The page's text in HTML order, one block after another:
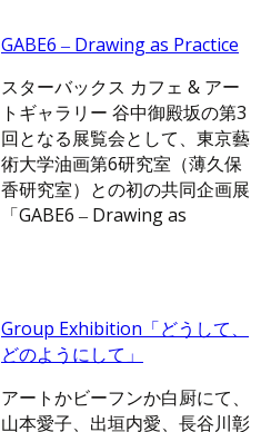
GABE6 ‒ Drawing as Practice
スターバックス カフェ & アー
トギャラリー 谷中御殿坂の第3
回となる展覧会として、東京藝
術大学油画第6研究室（薄久保
香研究室）との初の共同企画展
「GABE6 ‒ Drawing as
Group Exhibition「どうして、
どのようにして」
アートかビーフンか白厨にて、
山本愛子、出垣内愛、長谷川彰